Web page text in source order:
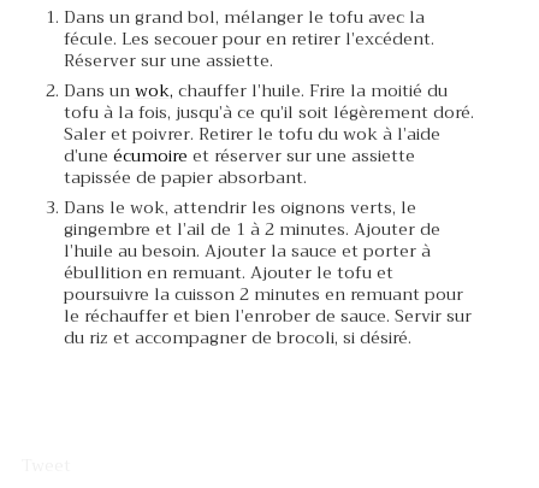
Dans un grand bol, mélanger le tofu avec la
fécule. Les secouer pour en retirer l’excédent.
Réserver sur une assiette.
Dans unwok, chauffer l’huile. Frire la moitié du
tofu à la fois, jusqu’à ce qu’il soit légèrement doré.
Saler et poivrer. Retirer le tofu du wok à l’aide
d’une écumoire et réserver sur une assiette
tapissée de papier absorbant.
Dans le wok, attendrir les oignons verts, le
gingembre et l’ail de 1 à 2 minutes. Ajouter de
l’huile au besoin. Ajouter la sauce et porter à
ébullition en remuant. Ajouter le tofu et
poursuivre la cuisson 2 minutes en remuant pour
le réchauffer et bien l’enrober de sauce. Servir sur
du riz et accompagner de brocoli, si désiré.